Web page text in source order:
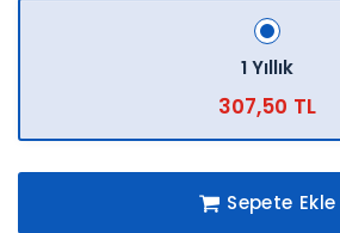
1 Yıllık
307,50 TL
Sepete Ekle